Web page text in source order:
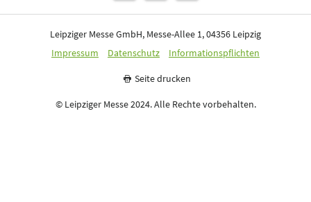
Leipziger Messe GmbH, Messe-Allee 1, 04356 Leipzig
Impressum
Datenschutz Informationspflichten
Seite drucken
© Leipziger Messe 2024. Alle Rechte vorbehalten.